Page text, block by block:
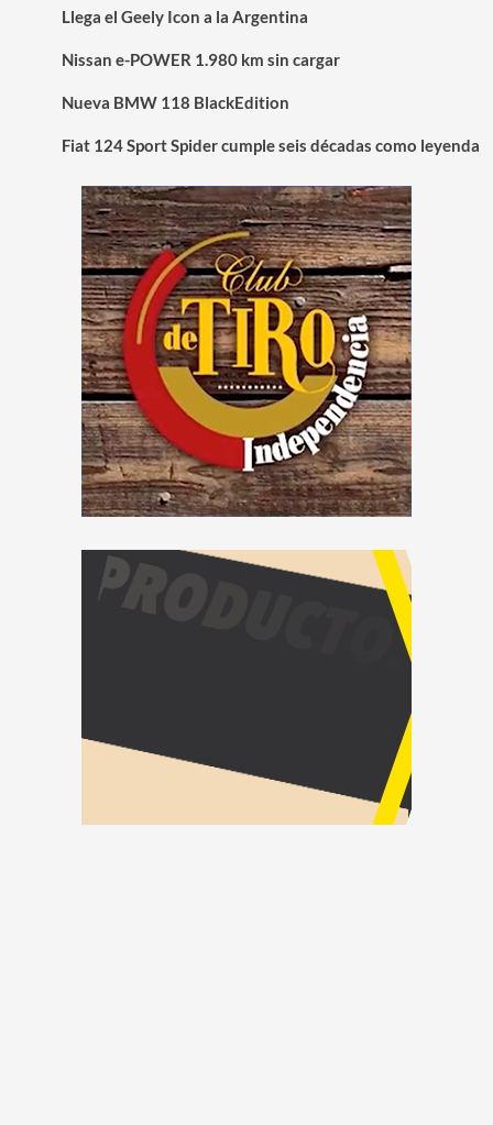
Llega el Geely Icon a la Argentina
Nissan e-POWER 1.980 km sin cargar
Nueva BMW 118 BlackEdition
Fiat 124 Sport Spider cumple seis décadas como leyenda